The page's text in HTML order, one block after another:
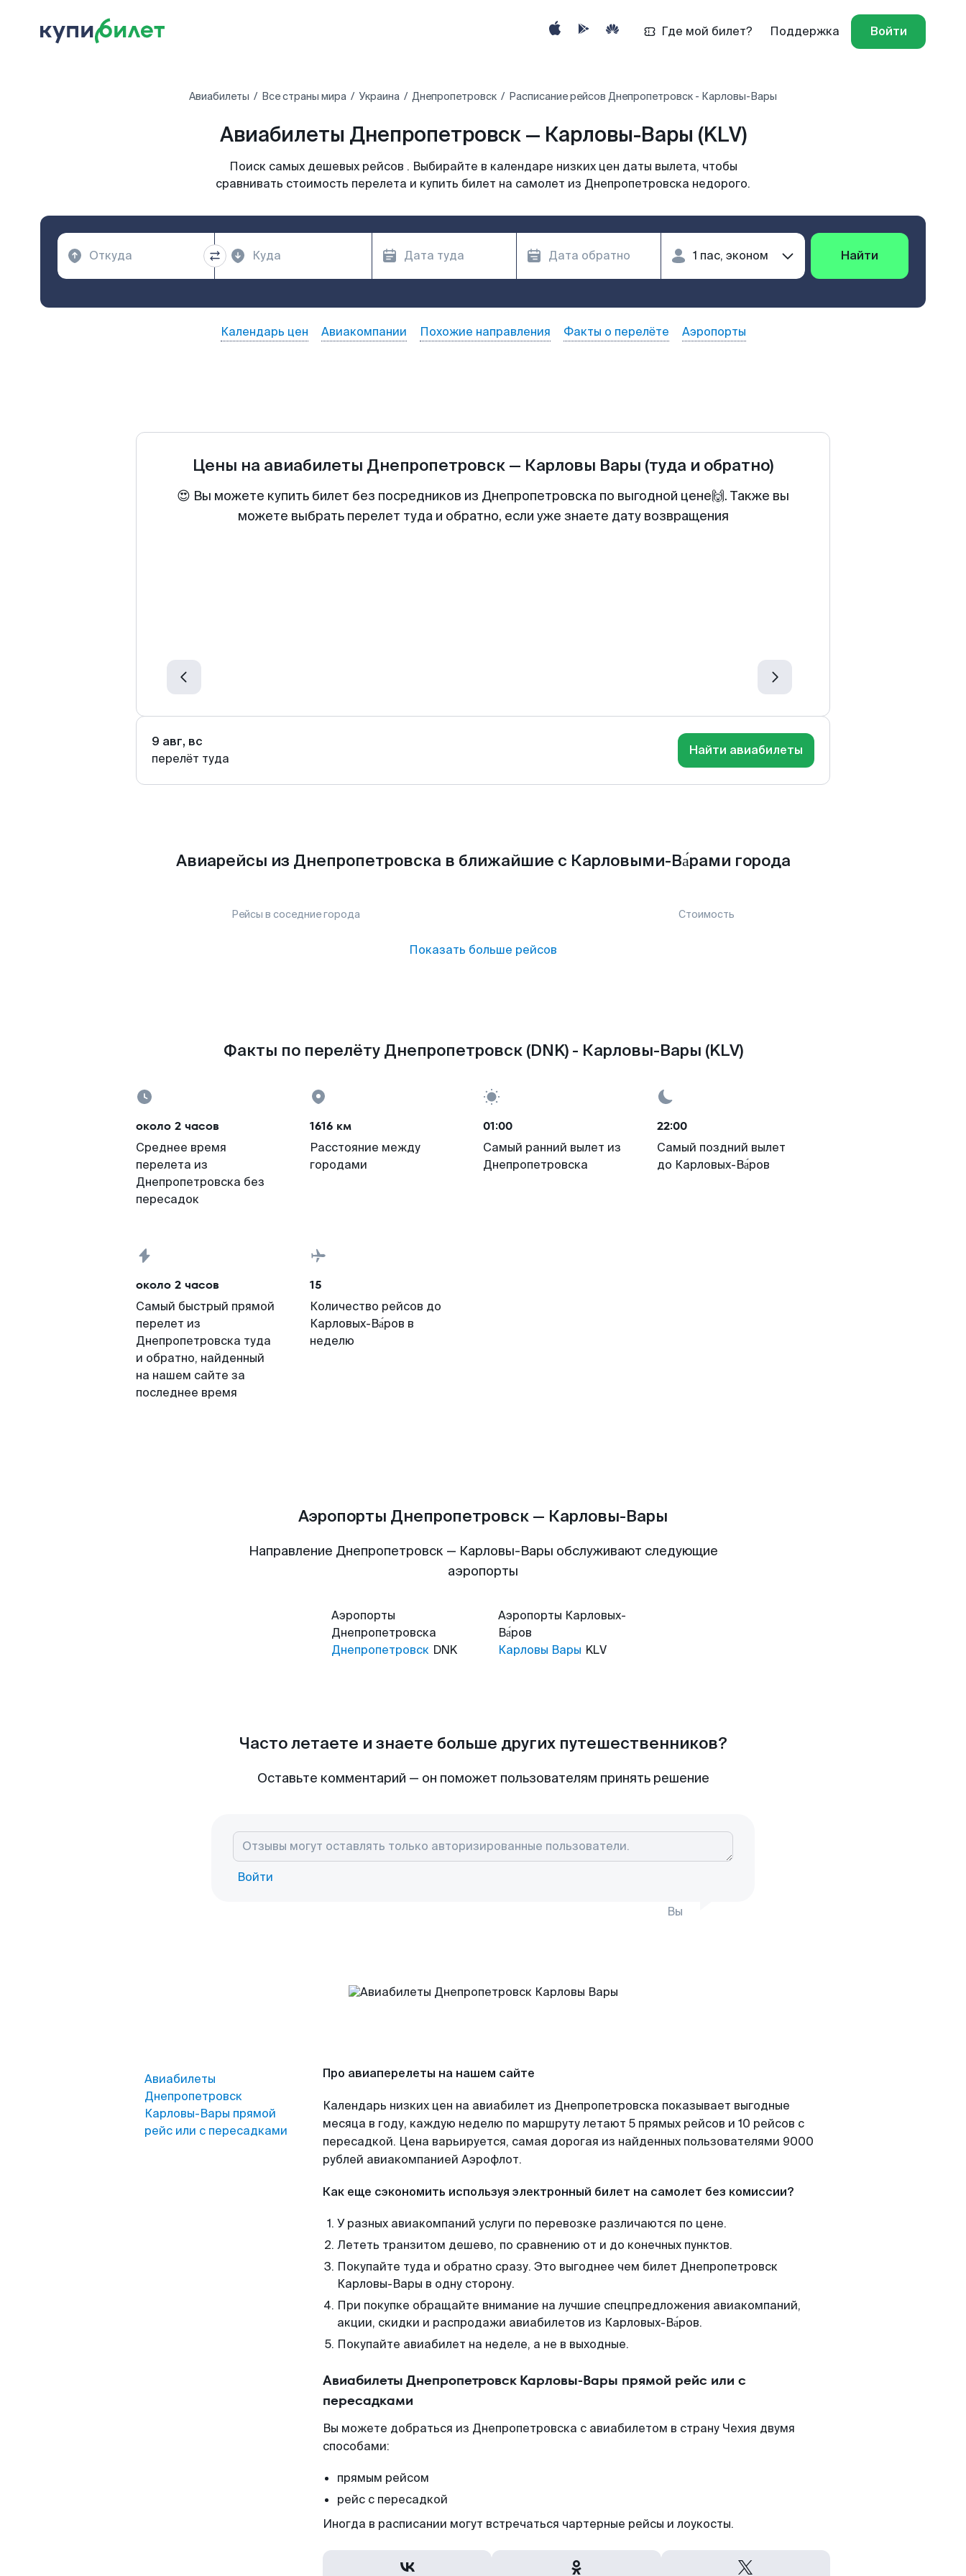
Где мой билет? Поддержка Войти
Авиабилеты Все страны мира Украина Днепропетровск Расписание рейсов Днепропетровск - Карловы-Вары
Авиабилеты Днепропетровск — Карловы-Вары (KLV)
Поиск самых дешевых рейсов . Выбирайте в календаре низких цен даты вылета, чтобы
сравнивать стоимость перелета и купить билет на самолет из Днепропетровска недорого.
Найти
Календарь цен Авиакомпании Похожие направления Факты о перелёте Аэропорты
Цены на авиабилеты Днепропетровск — Карловы Вары (туда и обратно)
😍 Вы можете купить билет без посредников из Днепропетровска по выгодной цене🙌. Также вы
можете выбрать перелет туда и обратно, если уже знаете дату возвращения
9 авг, вс
перелёт туда
Найти авиабилеты
Авиарейсы из Днепропетровска в ближайшие с Карловыми-Ва́рами города
Рейсы в соседние города Стоимость
Показать больше рейсов
Факты по перелёту Днепропетровск (DNK) - Карловы-Вары (KLV)
около 2 часов
Среднее время
перелета из
Днепропетровска без
пересадок
1616 км
Расстояние между
городами
01:00
Самый ранний вылет из
Днепропетровска
22:00
Самый поздний вылет
до Карловых-Ва́ров
около 2 часов
Самый быстрый прямой
перелет из
Днепропетровска туда
и обратно, найденный
на нашем сайте за
последнее время
15
Количество рейсов до
Карловых-Ва́ров в
неделю
Аэропорты Днепропетровск — Карловы-Вары
Направление Днепропетровск — Карловы-Вары обслуживают следующие
аэропорты
Аэропорты
Днепропетровска
Днепропетровск DNK
Аэропорты Карловых-
Ва́ров
Карловы Вары KLV
Часто летаете и знаете больше других путешественников?
Оставьте комментарий — он поможет пользователям принять решение
Войти
Вы
Авиабилеты
Днепропетровск
Карловы-Вары прямой
рейс или с пересадками
Про авиаперелеты на нашем сайте
Календарь низких цен на авиабилет из Днепропетровска показывает выгодные
месяца в году, каждую неделю по маршруту летают 5 прямых рейсов и 10 рейсов с
пересадкой. Цена варьируется, самая дорогая из найденных пользователями 9000
рублей авиакомпанией Аэрофлот.
Как еще сэкономить используя электронный билет на самолет без комиссии?
У разных авиакомпаний услуги по перевозке различаются по цене.
Лететь транзитом дешево, по сравнению от и до конечных пунктов.
Покупайте туда и обратно сразу. Это выгоднее чем билет Днепропетровск
Карловы-Вары в одну сторону.
При покупке обращайте внимание на лучшие спецпредложения авиакомпаний,
акции, скидки и распродажи авиабилетов из Карловых-Ва́ров.
Покупайте авиабилет на неделе, а не в выходные.
Авиабилеты Днепропетровск Карловы-Вары прямой рейс или с
пересадками
Вы можете добраться из Днепропетровска с авиабилетом в страну Чехия двумя
способами:
прямым рейсом
рейс с пересадкой
Иногда в расписании могут встречаться чартерные рейсы и лоукосты.